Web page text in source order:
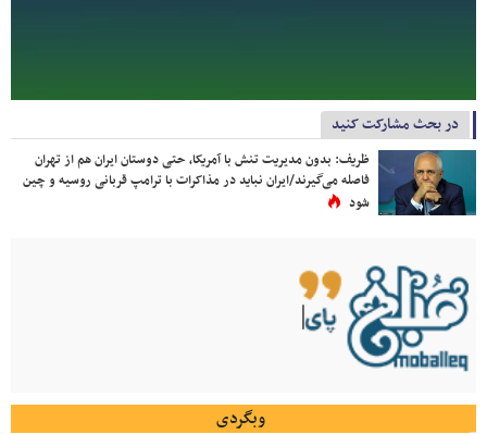
در بحث مشارکت کنید
ظریف: بدون مدیریت تنش با آمریکا، حتی دوستان ایران هم از تهران
فاصله می‌گیرند/ایران نباید در مذاکرات با ترامپ قربانی روسیه و چین
شود
وبگردی